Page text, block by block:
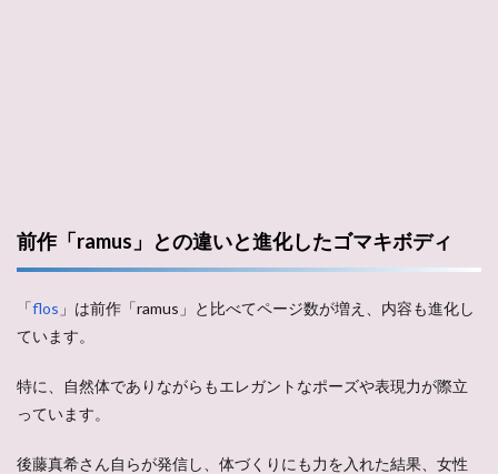
前作「ramus」との違いと進化したゴマキボディ
「flos 」は前作「ramus」と比べてページ数が増え、内容も進化し
ています。
特に、自然体でありながらもエレガントなポーズや表現力が際立
っています。
後藤真希さん自らが発信し、体づくりにも力を入れた結果、女性